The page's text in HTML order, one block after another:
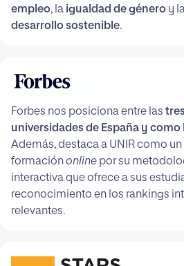
empleo, la igualdad de género y
desarrollo sostenible.
Forbes nos posiciona entre las
universidades de España y como
Además, destaca a UNIR como
formaciónonline por su
interactiva que ofrece a sus
reconocimiento en los rankings
relevantes.